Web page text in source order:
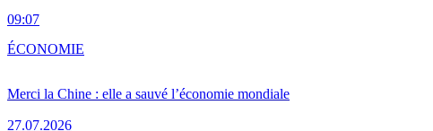
09:07
Merci la Chine : elle a sauvé l’économie mondiale
27.07.2026
ÉCONOMIE